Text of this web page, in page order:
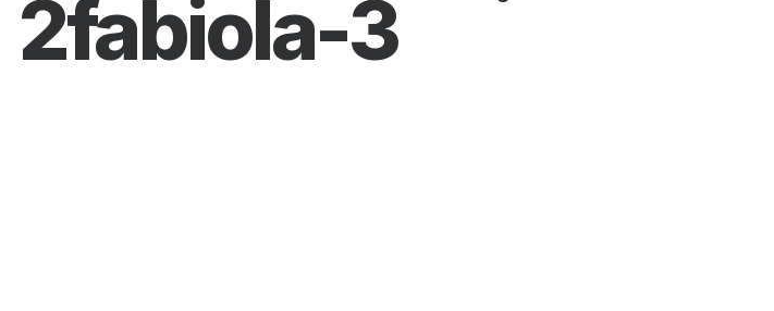
2fabiola-3